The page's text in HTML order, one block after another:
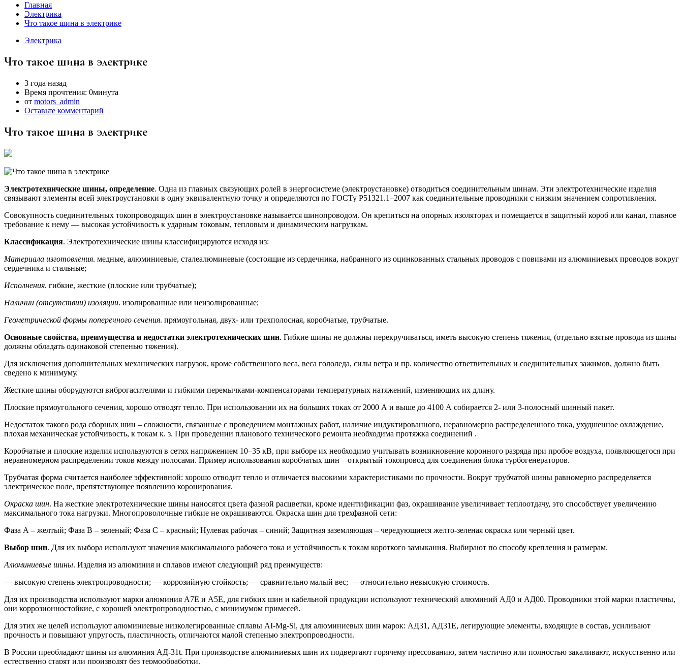
Главная
Электрика
Что такое шина в электрике
Электрика
Что такое шина в электрике
3 года назад
Время прочтения: 0минута
от motors_admin
Оставьте комментарий
Что такое шина в электрике
Электротехнические шины, определение. Одна из главных связующих ролей в энергосистеме (электроустановке) отводиться соединительным шинам. Эти электротехнические изделия
связывают элементы всей электроустановки в одну эквивалентную точку и определяются по ГОСТу Р51321.1–2007 как соединительные проводники с низким значением сопротивления.
Совокупность соединительных токопроводящих шин в электроустановке называется шинопроводом. Он крепиться на опорных изоляторах и помещается в защитный короб или канал, главное
требование к нему — высокая устойчивость к ударным токовым, тепловым и динамическим нагрузкам.
Классификация. Электротехнические шины классифицируются исходя из:
Материала изготовления. медные, алюминиевые, сталеалюминевые (состоящие из сердечника, набранного из оцинкованных стальных проводов с повивами из алюминиевых проводов вокруг
сердечника и стальные;
Исполнения. гибкие, жесткие (плоские или трубчатые);
Наличии (отсутствии) изоляции. изолированные или неизолированные;
Геометрической формы поперечного сечения. прямоугольная, двух- или трехполосная, коробчатые, трубчатые.
Основные свойства, преимущества и недостатки электротехнических шин. Гибкие шины не должны перекручиваться, иметь высокую степень тяжения, (отдельно взятые провода из шины
должны обладать одинаковой степенью тяжения).
Для исключения дополнительных механических нагрузок, кроме собственного веса, веса гололеда, силы ветра и пр. количество ответвительных и соединительных зажимов, должно быть
сведено к минимуму.
Жесткие шины оборудуются виброгасителями и гибкими перемычками-компенсаторами температурных натяжений, изменяющих их длину.
Плоские прямоугольного сечения, хорошо отводят тепло. При использовании их на больших токах от 2000 А и выше до 4100 А собирается 2- или 3-полосный шинный пакет.
Недостаток такого рода сборных шин – сложности, связанные с проведением монтажных работ, наличие индуктированного, неравномерно распределенного тока, ухудшенное охлаждение,
плохая механическая устойчивость, к токам к. з. При проведении планового технического ремонта необходима протяжка соединений .
Коробчатые и плоские изделия используются в сетях напряжением 10–35 кВ, при выборе их необходимо учитывать возникновение коронного разряда при пробое воздуха, появляющегося при
неравномерном распределении токов между полосами. Пример использования коробчатых шин – открытый токопровод для соединения блока турбогенераторов.
Трубчатая форма считается наиболее эффективной: хорошо отводит тепло и отличается высокими характеристиками по прочности. Вокруг трубчатой шины равномерно распределяется
электрическое поле, препятствующее появлению коронирования.
Окраска шин. На жесткие электротехнические шины наносятся цвета фазной расцветки, кроме идентификации фаз, окрашивание увеличивает теплоотдачу, это способствует увеличению
максимального тока нагрузки. Многопроволочные гибкие не окрашиваются. Окраска шин для трехфазной сети:
Фаза А – желтый; Фаза В – зеленый; Фаза С – красный; Нулевая рабочая – синий; Защитная заземляющая – чередующиеся желто-зеленая окраска или черный цвет.
Выбор шин. Для их выбора используют значения максимального рабочего тока и устойчивость к токам короткого замыкания. Выбирают по способу крепления и размерам.
Алюминиевые шины. Изделия из алюминия и сплавов имеют следующий ряд преимуществ:
— высокую степень электропроводности; — коррозийную стойкость; — сравнительно малый вес; — относительно невысокую стоимость.
Для их производства используют марки алюминия А7Е и А5Е, для гибких шин и кабельной продукции используют технический алюминий АД0 и АД00. Проводники этой марки пластичны,
они коррозионностойкие, с хорошей электропроводностью, с минимумом примесей.
Для этих же целей используют алюминиевые низколегированные сплавы AI-Mg-Si, для алюминиевых шин марок: АД31, АД31Е, легирующие элементы, входящие в состав, усиливают
прочность и повышают упругость, пластичность, отличаются малой степенью электропроводности.
В России преобладают шины из алюминия АД-31t. При производстве алюминиевых шин их подвергают горячему прессованию, затем частично или полностью закаливают, искусственно или
естественно старят или производят без термообработки.